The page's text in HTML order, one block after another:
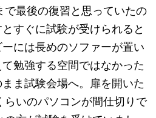
最後の復習と思っていたの
すぐに試験が受けられると
には長めのソファーが置い
勉強する空間ではなかった
ま試験会場へ。扉を開いた
いのパソコンが間仕切りで